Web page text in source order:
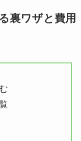
裏ワザと費用